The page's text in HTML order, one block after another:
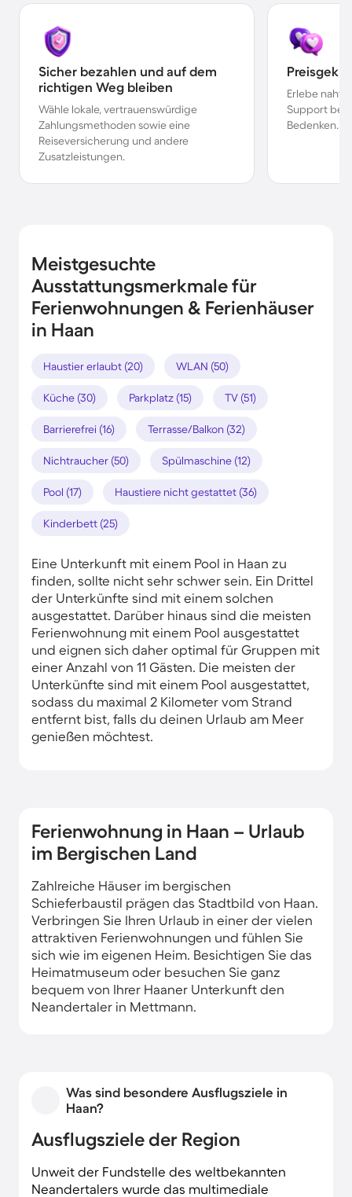
Sicher bezahlen und auf dem
richtigen Weg bleiben
Wähle lokale, vertrauenswürdige
Zahlungsmethoden sowie eine
Reiseversicherung und andere
Zusatzleistungen.
Erlebe
Support bei
Bedenken.
Meistgesuchte
Ausstattungsmerkmale für
Ferienwohnungen & Ferienhäuser
in Haan
Haustier erlaubt (20) WLAN (50)
Küche (30) Parkplatz (15) TV (51)
Barrierefrei (16) Terrasse/Balkon (32)
Nichtraucher (50) Spülmaschine (12)
Pool (17) Haustiere nicht gestattet (36)
Kinderbett (25)
Eine Unterkunft mit einem Pool in Haan zu
finden, sollte nicht sehr schwer sein. Ein Drittel
der Unterkünfte sind mit einem solchen
ausgestattet. Darüber hinaus sind die meisten
Ferienwohnung mit einem Pool ausgestattet
und eignen sich daher optimal für Gruppen mit
einer Anzahl von 11 Gästen. Die meisten der
Unterkünfte sind mit einem Pool ausgestattet,
sodass du maximal 2 Kilometer vom Strand
entfernt bist, falls du deinen Urlaub am Meer
genießen möchtest.
Ferienwohnung in Haan – Urlaub
im Bergischen Land
Zahlreiche Häuser im bergischen
Schieferbaustil prägen das Stadtbild von Haan.
Verbringen Sie Ihren Urlaub in einer der vielen
attraktiven Ferienwohnungen und fühlen Sie
sich wie im eigenen Heim. Besichtigen Sie das
Heimatmuseum oder besuchen Sie ganz
bequem von Ihrer Haaner Unterkunft den
Neandertaler in Mettmann.
Was sind besondere Ausflugsziele in
Haan?
Ausflugsziele der Region
Unweit der Fundstelle des weltbekannten
Neandertalers wurde das multimediale